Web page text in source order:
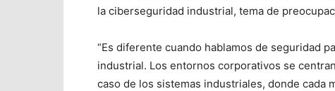
la ciberseguridad industrial, tema de
“Es diferente cuando hablamos de seguridad
industrial. Los entornos corporativos se
caso de los sistemas industriales, donde cada